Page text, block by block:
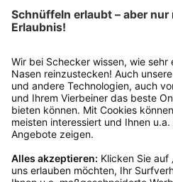
Gast bestellt, schreibe uns
verkauf@schecker.de oder
Rücksendeetikett
Kundenservice